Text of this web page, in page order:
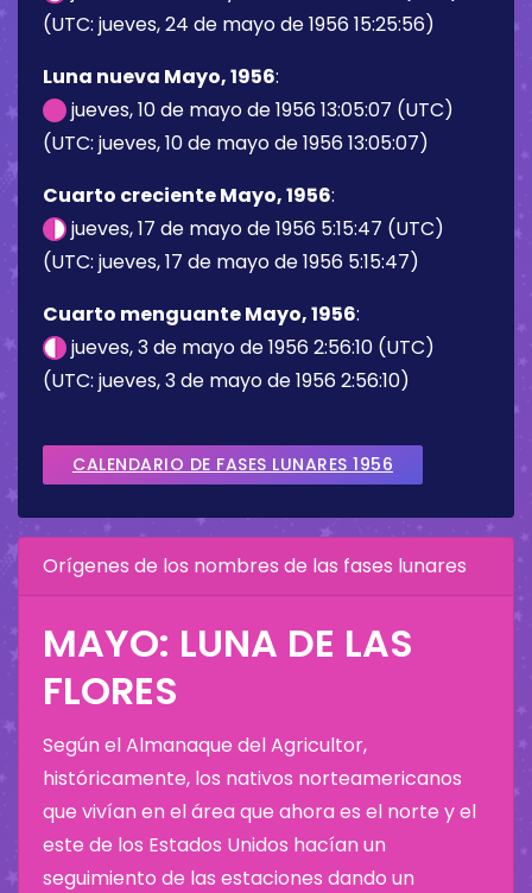
(UTC: jueves, 24 de mayo de 1956 15:25:56)
Luna nueva Mayo, 1956:
jueves, 10 de mayo de 1956 13:05:07 (UTC)
(UTC: jueves, 10 de mayo de 1956 13:05:07)
Cuarto creciente Mayo, 1956:
jueves, 17 de mayo de 1956 5:15:47 (UTC)
(UTC: jueves, 17 de mayo de 1956 5:15:47)
Cuarto menguante Mayo, 1956:
jueves, 3 de mayo de 1956 2:56:10 (UTC)
(UTC: jueves, 3 de mayo de 1956 2:56:10)
CALENDARIO DE FASES LUNARES 1956
Orígenes de los nombres de las fases lunares
MAYO: LUNA DE LAS
FLORES
Según el Almanaque del Agricultor,
históricamente, los nativos norteamericanos
que vivían en el área que ahora es el norte y el
este de los Estados Unidos hacían un
seguimiento de las estaciones dando un